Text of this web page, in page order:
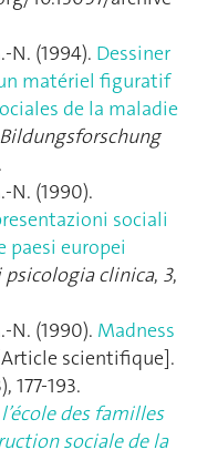
N. (1994). Dessiner
matériel figuratif
de la maladie
Bildungsforschung
N. (1990).
sociali
paesi europei
psicologia clinica, 3,
N. (1990). Madness
scientifique].
177‑193.
des familles
sociale de la